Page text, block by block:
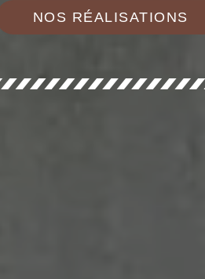
NOS RÉALISATIONS